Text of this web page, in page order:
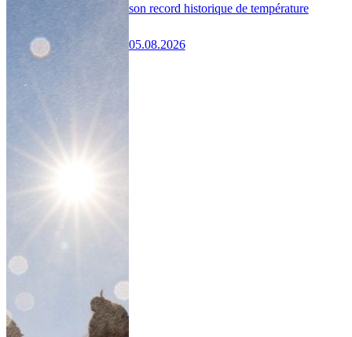
son record historique de température
05.08.2026